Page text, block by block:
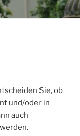
Sie, ob
und/oder in
auch